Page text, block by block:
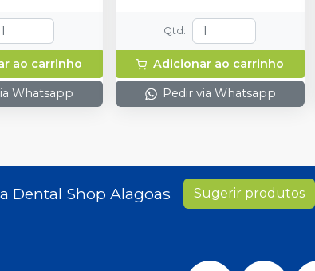
ao carrinho
Whatsapp
Qtd :
Adicionar ao carrinho
Pedir via Whatsapp
Dental Shop Alagoas Sugerir produtos